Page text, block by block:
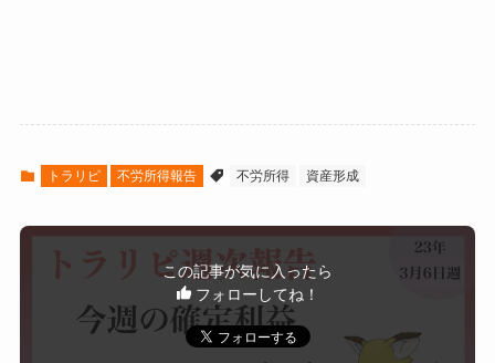
トラリピ 不労所得報告 不労所得 資産形成
この記事が気に入ったら
フォローしてね！